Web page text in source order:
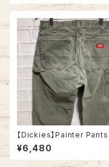
ーパンツ ワークパンツ ブラ
ット オーバーサイズ アメリカ U
SA 古着
【Dickies】Painter Pants
4×L34 90s ディッキーズ
ンターパンツ ワークパンツ
ク地 ゆるだぼ ビッグシルエ
¥6,480